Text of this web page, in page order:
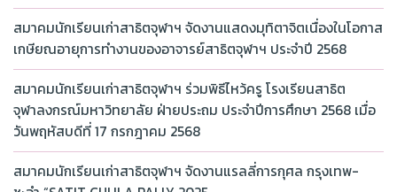
สมาคมนักเรียนเก่าสาธิตจุฬาฯ จัดงานแสดงมุทิตาจิตเนื่องในโอกาส
เกษียณอายุการทำงานของอาจารย์สาธิตจุฬาฯ ประจำปี 2568
สมาคมนักเรียนเก่าสาธิตจุฬาฯ ร่วมพิธีไหว้ครู โรงเรียนสาธิต
จุฬาลงกรณ์มหาวิทยาลัย ฝ่ายประถม ประจำปีการศึกษา 2568 เมื่อ
วันพฤหัสบดีที่ 17 กรกฎาคม 2568
สมาคมนักเรียนเก่าสาธิตจุฬาฯ จัดงานแรลลี่การกุศล กรุงเทพ-